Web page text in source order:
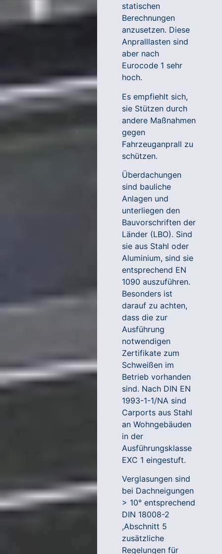
statischen
Berechnungen
anzusetzen. Diese
Anpralllasten sind
aber nach
Eurocode 1 sehr
hoch.
Es empfiehlt sich,
sie Stützen durch
andere Maßnahmen
gegen
Fahrzeuganprall zu
schützen.
Überdachungen
sind bauliche
Anlagen und
unterliegen den
Bauvorschriften der
Länder (LBO). Sind
sie aus Stahl oder
Aluminium, sind sie
entsprechend EN
1090 auszuführen.
Besonders ist
darauf zu achten,
dass die zur
Ausführung
notwendigen
Zertifikate zum
Schweißen im
Betrieb vorhanden
sind. Nach DIN EN
1993-1-1/NA sind
Carports aus Stahl
an Wohngebäuden
in der
Ausführungsklasse
EXC 1 eingestuft.
Verglasungen sind
bei Dachneigungen
> 10° entsprechend
DIN 18008-2
,Abschnitt 5
zusätzliche
Regelungen für